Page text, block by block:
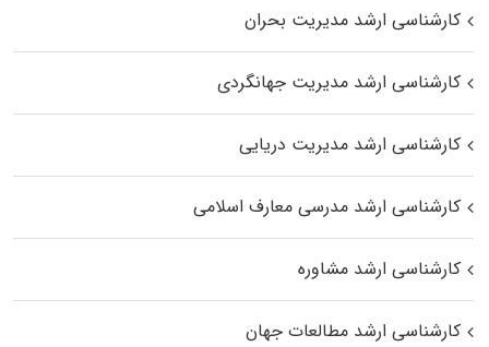
کارشناسی ارشد مدیریت بحران
کارشناسی ارشد مدیریت جهانگردی
کارشناسی ارشد مدیریت دریایی
کارشناسی ارشد مدرسی معارف اسلامی
کارشناسی ارشد مشاوره
کارشناسی ارشد مطالعات جهان